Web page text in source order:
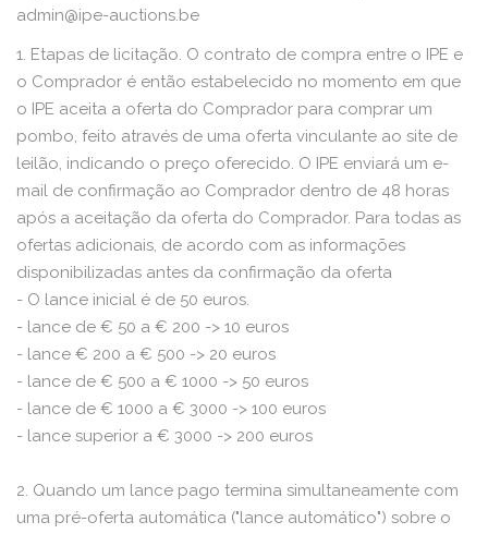
admin@ipe-auctions.be
1. Etapas de licitação. O contrato de compra entre o IPE e
o Comprador é então estabelecido no momento em que
o IPE aceita a oferta do Comprador para comprar um
pombo, feito através de uma oferta vinculante ao site de
leilão, indicando o preço oferecido. O IPE enviará um e-
mail de confirmação ao Comprador dentro de 48 horas
após a aceitação da oferta do Comprador. Para todas as
ofertas adicionais, de acordo com as informações
disponibilizadas antes da confirmação da oferta
- O lance inicial é de 50 euros.
- lance de € 50 a € 200 -> 10 euros
- lance € 200 a € 500 -> 20 euros
- lance de € 500 a € 1000 -> 50 euros
- lance de € 1000 a € 3000 -> 100 euros
- lance superior a € 3000 -> 200 euros
2. Quando um lance pago termina simultaneamente com
uma pré-oferta automática ("lance automático") sobre o